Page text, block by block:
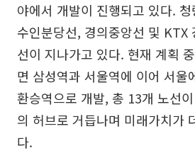
야에서 개발이 진행되고 있다.
수인분당선, 경의중앙선 및 KTX
선이 지나가고 있다. 현재 계획
면 삼성역과 서울역에 이어 서울
환승역으로 개발, 총 13개 노선
의 허브로 거듭나며 미래가치가
다.